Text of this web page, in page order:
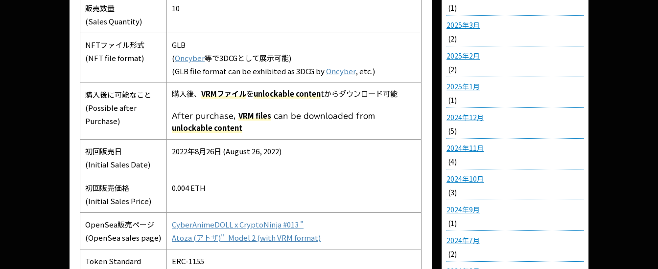
販売数量
(Sales Quantity)
10
NFTファイル形式
(NFT file format)
GLB
(Oncyber等で3DCGとして展示可能)
(GLB file format can be exhibited as 3DCG byOncyber, etc.)
購入後に可能なこと
(Possible after
Purchase)
購入後、 VRMファイルをunlockable contentからダウンロード可能
After purchase, VRM files can be downloaded from
unlockable content
初回販売日
(Initial Sales Date)
2022年8月26日 (August 26, 2022)
初回販売価格
(Initial Sales Price)
0.004 ETH
OpenSea販売ページ
(OpenSea sales page)
CyberAnimeDOLL x CryptoNinja #013 "
Atoza (アトザ)"_Model 2 (with VRM format)
Token Standard ERC-1155
(1)
2025年3月
(2)
2025年2月
(2)
2025年1月
(1)
2024年12月
(5)
2024年11月
(4)
2024年10月
(3)
2024年9月
(1)
2024年7月
(2)